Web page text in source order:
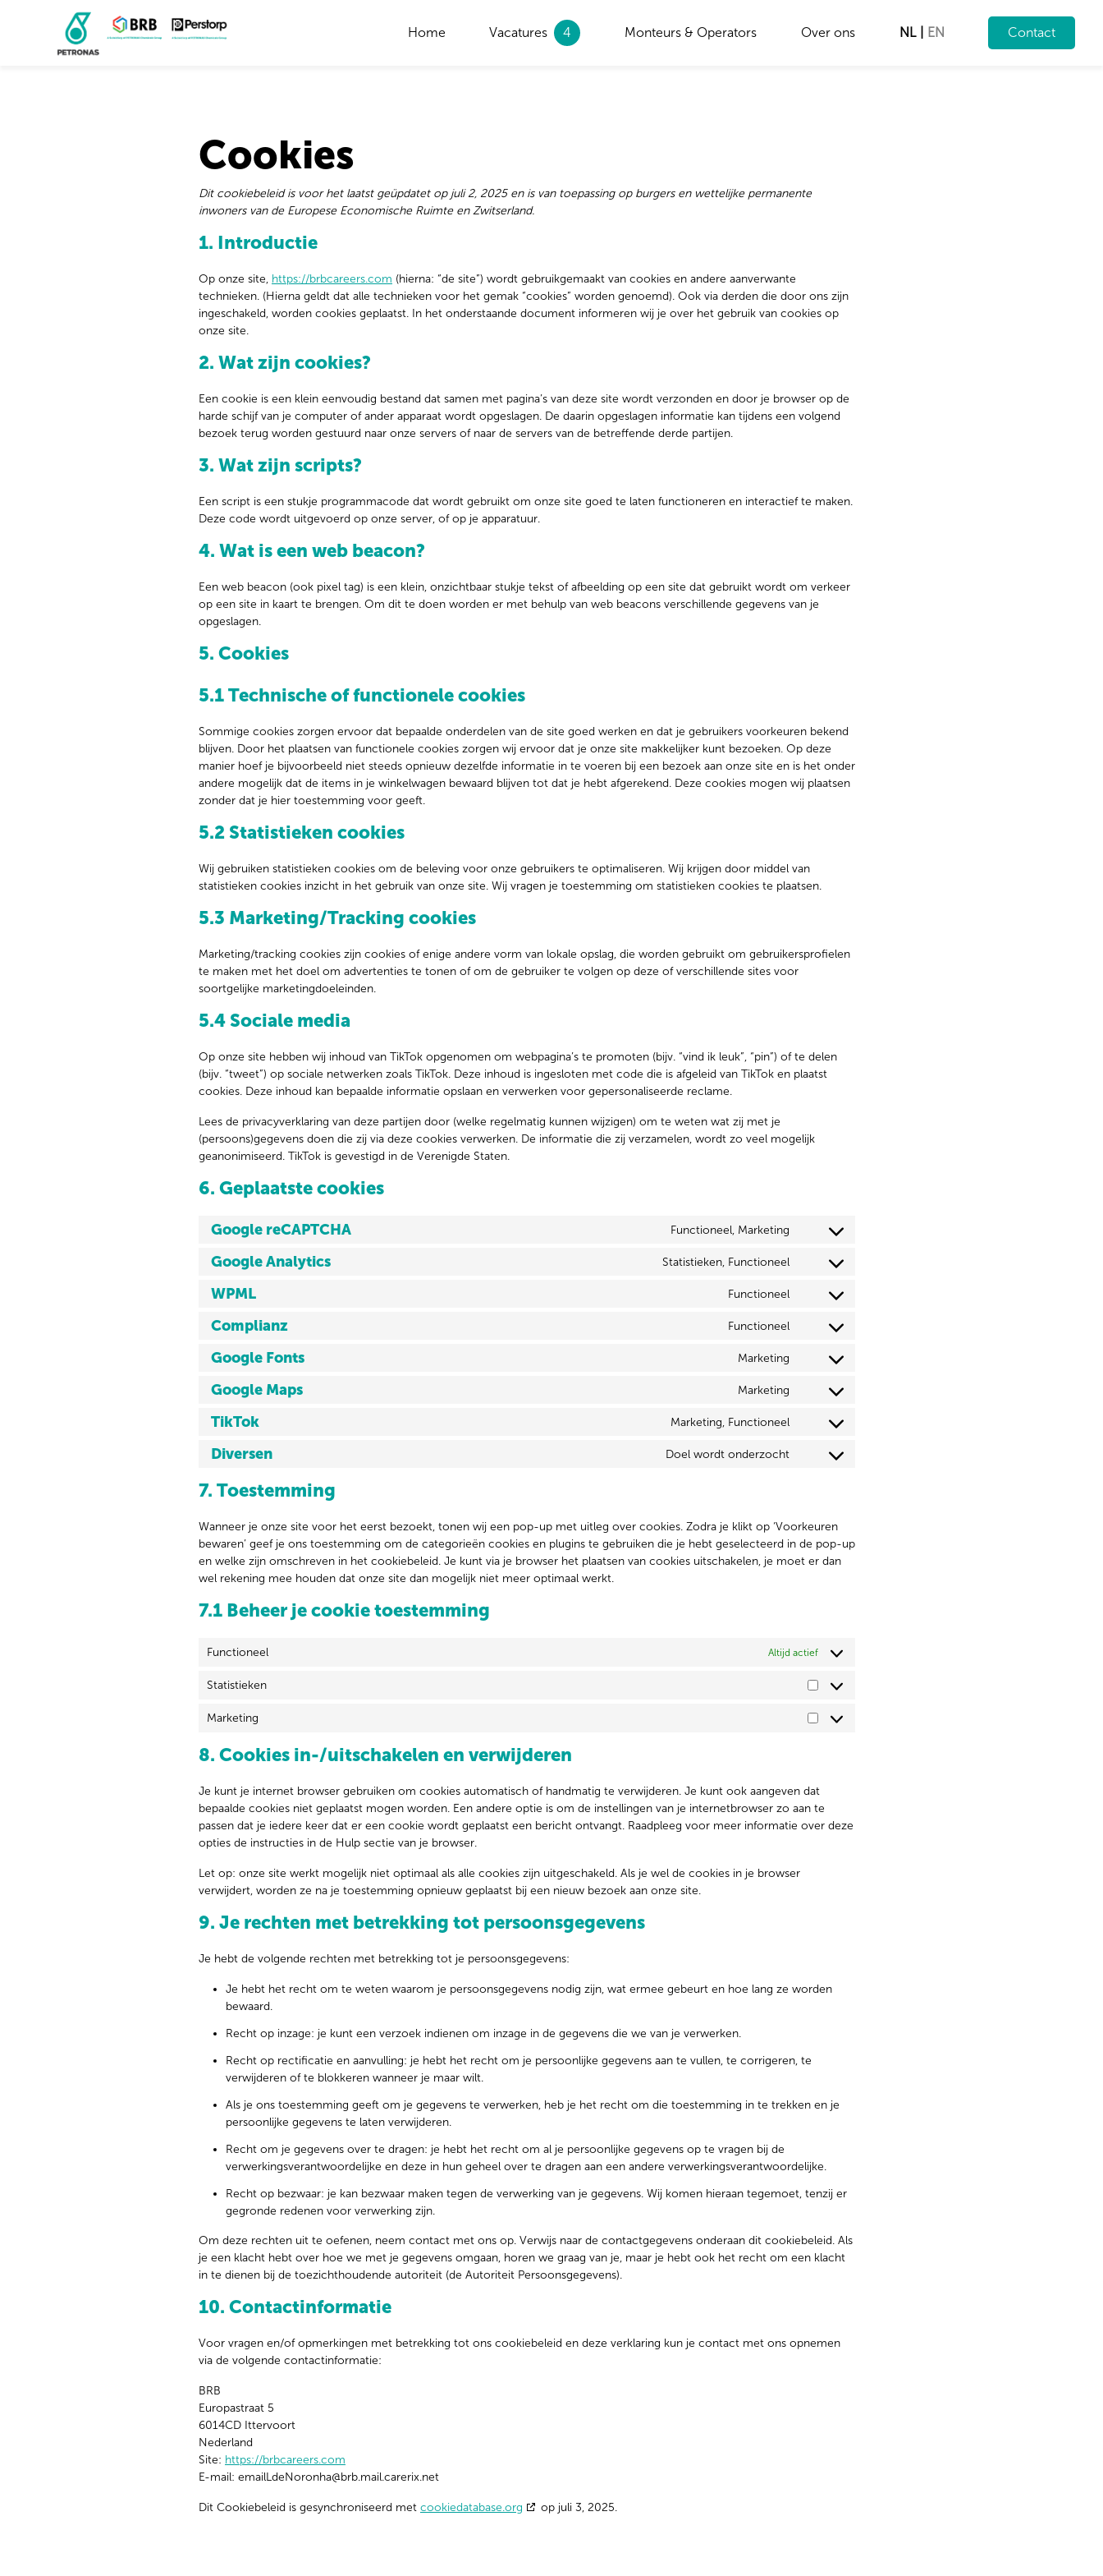
Home Vacatures 4 Monteurs & Operators Over ons NL EN Contact
Cookies
Dit cookiebeleid is voor het laatst geüpdatet op juli 2, 2025 en is van toepassing op burgers en wettelijke permanente
inwoners van de Europese Economische Ruimte en Zwitserland.
1. Introductie
Op onze site, https://brbcareers.com (hierna: “de site”) wordt gebruikgemaakt van cookies en andere aanverwante
technieken. (Hierna geldt dat alle technieken voor het gemak “cookies” worden genoemd). Ook via derden die door ons zijn
ingeschakeld, worden cookies geplaatst. In het onderstaande document informeren wij je over het gebruik van cookies op
onze site.
2. Wat zijn cookies?
Een cookie is een klein eenvoudig bestand dat samen met pagina’s van deze site wordt verzonden en door je browser op de
harde schijf van je computer of ander apparaat wordt opgeslagen. De daarin opgeslagen informatie kan tijdens een volgend
bezoek terug worden gestuurd naar onze servers of naar de servers van de betreffende derde partijen.
3. Wat zijn scripts?
Een script is een stukje programmacode dat wordt gebruikt om onze site goed te laten functioneren en interactief te maken.
Deze code wordt uitgevoerd op onze server, of op je apparatuur.
4. Wat is een web beacon?
Een web beacon (ook pixel tag) is een klein, onzichtbaar stukje tekst of afbeelding op een site dat gebruikt wordt om verkeer
op een site in kaart te brengen. Om dit te doen worden er met behulp van web beacons verschillende gegevens van je
opgeslagen.
5. Cookies
5.1 Technische of functionele cookies
Sommige cookies zorgen ervoor dat bepaalde onderdelen van de site goed werken en dat je gebruikers voorkeuren bekend
blijven. Door het plaatsen van functionele cookies zorgen wij ervoor dat je onze site makkelijker kunt bezoeken. Op deze
manier hoef je bijvoorbeeld niet steeds opnieuw dezelfde informatie in te voeren bij een bezoek aan onze site en is het onder
andere mogelijk dat de items in je winkelwagen bewaard blijven tot dat je hebt afgerekend. Deze cookies mogen wij plaatsen
zonder dat je hier toestemming voor geeft.
5.2 Statistieken cookies
Wij gebruiken statistieken cookies om de beleving voor onze gebruikers te optimaliseren. Wij krijgen door middel van
statistieken cookies inzicht in het gebruik van onze site. Wij vragen je toestemming om statistieken cookies te plaatsen.
5.3 Marketing/Tracking cookies
Marketing/tracking cookies zijn cookies of enige andere vorm van lokale opslag, die worden gebruikt om gebruikersprofielen
te maken met het doel om advertenties te tonen of om de gebruiker te volgen op deze of verschillende sites voor
soortgelijke marketingdoeleinden.
5.4 Sociale media
Op onze site hebben wij inhoud van TikTok opgenomen om webpagina’s te promoten (bijv. “vind ik leuk”, “pin”) of te delen
(bijv. “tweet”) op sociale netwerken zoals TikTok. Deze inhoud is ingesloten met code die is afgeleid van TikTok en plaatst
cookies. Deze inhoud kan bepaalde informatie opslaan en verwerken voor gepersonaliseerde reclame.
Lees de privacyverklaring van deze partijen door (welke regelmatig kunnen wijzigen) om te weten wat zij met je
(persoons)gegevens doen die zij via deze cookies verwerken. De informatie die zij verzamelen, wordt zo veel mogelijk
geanonimiseerd. TikTok is gevestigd in de Verenigde Staten.
6. Geplaatste cookies
Google reCAPTCHA Functioneel, Marketing
Google Analytics Statistieken, Functioneel
WPML Functioneel
Complianz Functioneel
Google Fonts Marketing
Google Maps Marketing
TikTok Marketing, Functioneel
Diversen Doel wordt onderzocht
7. Toestemming
Wanneer je onze site voor het eerst bezoekt, tonen wij een pop-up met uitleg over cookies. Zodra je klikt op ‘Voorkeuren
bewaren’ geef je ons toestemming om de categorieën cookies en plugins te gebruiken die je hebt geselecteerd in de pop-up
en welke zijn omschreven in het cookiebeleid. Je kunt via je browser het plaatsen van cookies uitschakelen, je moet er dan
wel rekening mee houden dat onze site dan mogelijk niet meer optimaal werkt.
7.1 Beheer je cookie toestemming
Functioneel Altijd actief
Statistieken
Marketing
8. Cookies in-/uitschakelen en verwijderen
Je kunt je internet browser gebruiken om cookies automatisch of handmatig te verwijderen. Je kunt ook aangeven dat
bepaalde cookies niet geplaatst mogen worden. Een andere optie is om de instellingen van je internetbrowser zo aan te
passen dat je iedere keer dat er een cookie wordt geplaatst een bericht ontvangt. Raadpleeg voor meer informatie over deze
opties de instructies in de Hulp sectie van je browser.
Let op: onze site werkt mogelijk niet optimaal als alle cookies zijn uitgeschakeld. Als je wel de cookies in je browser
verwijdert, worden ze na je toestemming opnieuw geplaatst bij een nieuw bezoek aan onze site.
9. Je rechten met betrekking tot persoonsgegevens
Je hebt de volgende rechten met betrekking tot je persoonsgegevens:
Je hebt het recht om te weten waarom je persoonsgegevens nodig zijn, wat ermee gebeurt en hoe lang ze worden
bewaard.
Recht op inzage: je kunt een verzoek indienen om inzage in de gegevens die we van je verwerken.
Recht op rectificatie en aanvulling: je hebt het recht om je persoonlijke gegevens aan te vullen, te corrigeren, te
verwijderen of te blokkeren wanneer je maar wilt.
Als je ons toestemming geeft om je gegevens te verwerken, heb je het recht om die toestemming in te trekken en je
persoonlijke gegevens te laten verwijderen.
Recht om je gegevens over te dragen: je hebt het recht om al je persoonlijke gegevens op te vragen bij de
verwerkingsverantwoordelijke en deze in hun geheel over te dragen aan een andere verwerkingsverantwoordelijke.
Recht op bezwaar: je kan bezwaar maken tegen de verwerking van je gegevens. Wij komen hieraan tegemoet, tenzij er
gegronde redenen voor verwerking zijn.
Om deze rechten uit te oefenen, neem contact met ons op. Verwijs naar de contactgegevens onderaan dit cookiebeleid. Als
je een klacht hebt over hoe we met je gegevens omgaan, horen we graag van je, maar je hebt ook het recht om een klacht
in te dienen bij de toezichthoudende autoriteit (de Autoriteit Persoonsgegevens).
10. Contactinformatie
Voor vragen en/of opmerkingen met betrekking tot ons cookiebeleid en deze verklaring kun je contact met ons opnemen
via de volgende contactinformatie:
BRB
Europastraat 5
6014CD Ittervoort
Nederland
Site: https://brbcareers.com
E-mail: emailLdeNoronha@brb.mail.carerix.net
Dit Cookiebeleid is gesynchroniseerd met cookiedatabase.org op juli 3, 2025.